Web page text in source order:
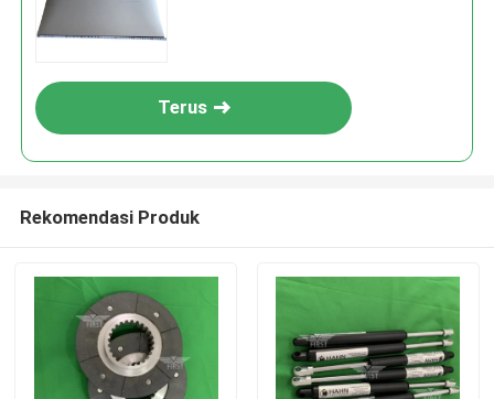
Terus
Rekomendasi Produk